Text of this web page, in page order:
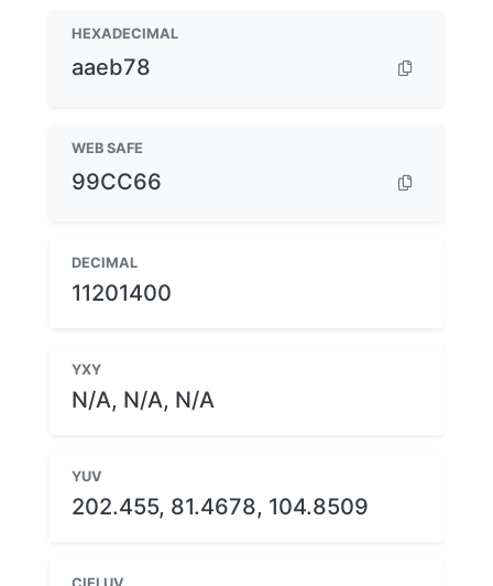
HEXADECIMAL
aaeb78
WEB SAFE
99CC66
DECIMAL
11201400
YXY
N/A, N/A, N/A
YUV
202.455, 81.4678, 104.8509
CIELUV